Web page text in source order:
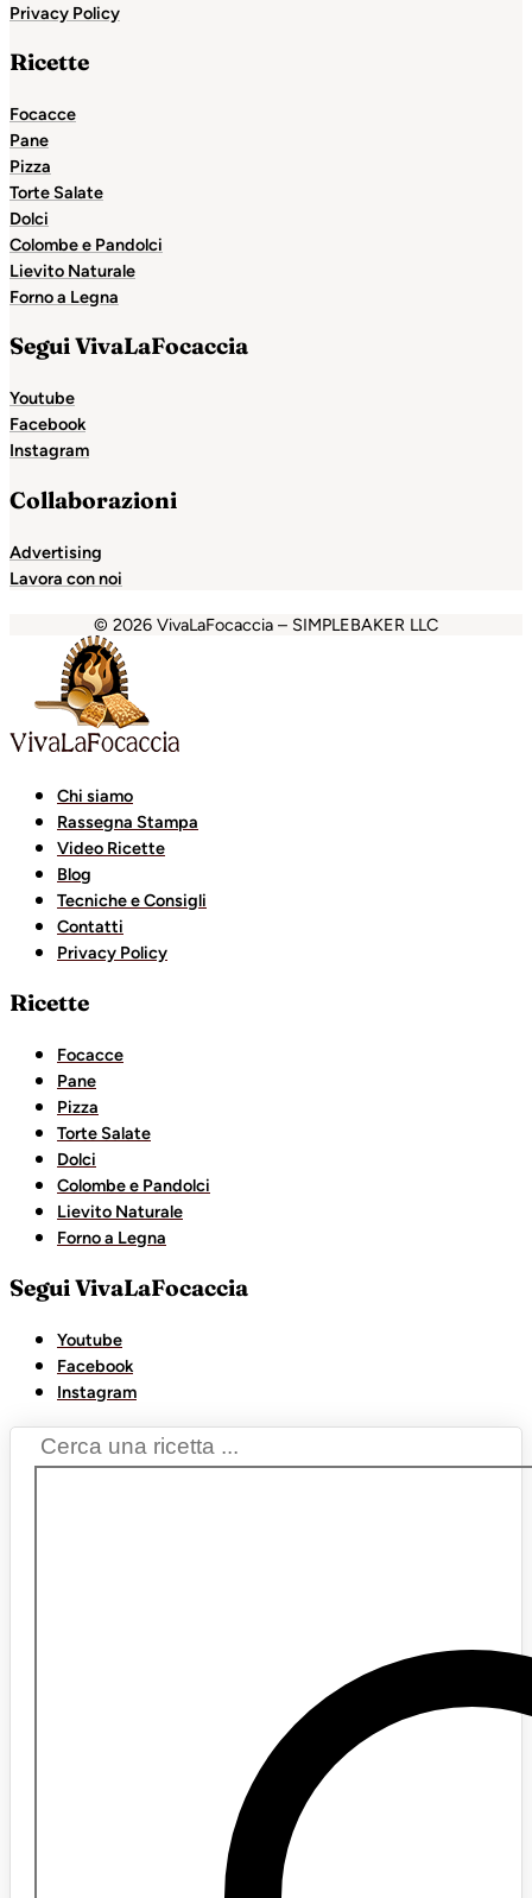
Privacy Policy
Ricette
Focacce
Pane
Pizza
Torte Salate
Dolci
Colombe e Pandolci
Lievito Naturale
Forno a Legna
Segui VivaLaFocaccia
Youtube
Facebook
Instagram
Collaborazioni
Advertising
Lavora con noi
© 2026 VivaLaFocaccia – SIMPLEBAKER LLC
Holiganbet
Chi siamo
Rassegna Stampa
Video Ricette
Blog
Tecniche e Consigli
Contatti
Privacy Policy
Ricette
Focacce
Pane
Pizza
Torte Salate
Dolci
Colombe e Pandolci
Lievito Naturale
Forno a Legna
Segui VivaLaFocaccia
Youtube
Facebook
Instagram
Search
...